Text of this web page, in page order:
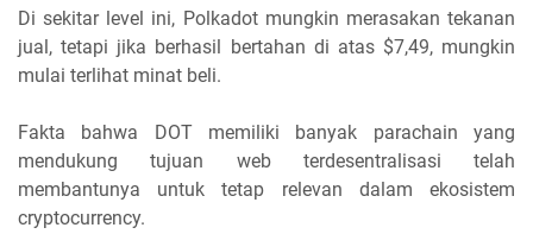
Di sekitar level ini, Polkadot mungkin merasakan tekanan
jual, tetapi jika berhasil bertahan di atas $7,49, mungkin
mulai terlihat minat beli.
Fakta bahwa DOT memiliki banyak parachain yang
mendukung tujuan web terdesentralisasi telah
membantunya untuk tetap relevan dalam ekosistem
cryptocurrency.